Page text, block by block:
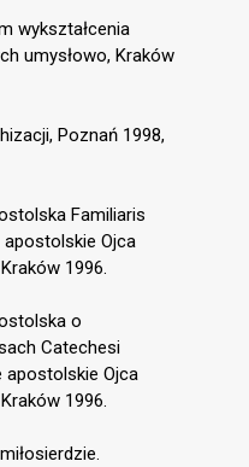
wykształcenia
umysłowo, Kraków
Poznań 1998,
Familiaris
Ojca
1996.
o
Catechesi
apostolskie Ojca
1996.